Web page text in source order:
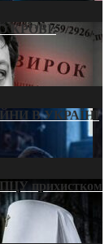
КРОВІ:
В УКРАЇНІ
ПЦУ прихистком